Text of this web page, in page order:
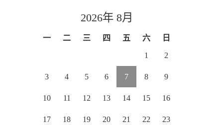
2026年 8月
一 二 三 四 五 六 日
1 2
3 4 5 6 7 8 9
10 11 12 13 14 15 16
17 18 19 20 21 22 23